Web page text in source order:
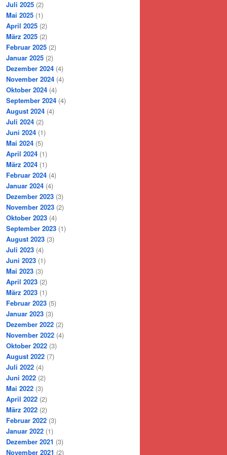
Juli 2025 (2)
Mai 2025 (1)
April 2025 (2)
März 2025 (2)
Februar 2025 (2)
Januar 2025 (2)
Dezember 2024 (4)
November 2024 (4)
Oktober 2024 (4)
September 2024 (4)
August 2024 (4)
Juli 2024 (2)
Juni 2024 (1)
Mai 2024 (5)
April 2024 (1)
März 2024 (1)
Februar 2024 (4)
Januar 2024 (4)
Dezember 2023 (3)
November 2023 (2)
Oktober 2023 (4)
September 2023 (1)
August 2023 (3)
Juli 2023 (4)
Juni 2023 (1)
Mai 2023 (3)
April 2023 (2)
März 2023 (1)
Februar 2023 (5)
Januar 2023 (3)
Dezember 2022 (2)
November 2022 (4)
Oktober 2022 (3)
August 2022 (7)
Juli 2022 (4)
Juni 2022 (2)
Mai 2022 (3)
April 2022 (2)
März 2022 (2)
Februar 2022 (3)
Januar 2022 (1)
Dezember 2021 (3)
November 2021 (2)